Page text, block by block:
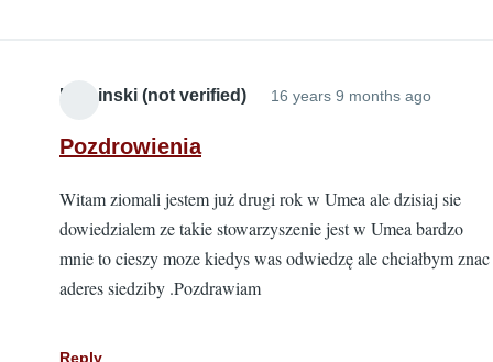
Kaminski (not verified) 16 years 9 months ago
Pozdrowienia
Witam ziomali jestem już drugi rok w Umea ale dzisiaj sie
dowiedzialem ze takie stowarzyszenie jest w Umea bardzo
mnie to cieszy moze kiedys was odwiedzę ale chciałbym znac
aderes siedziby .Pozdrawiam
Reply